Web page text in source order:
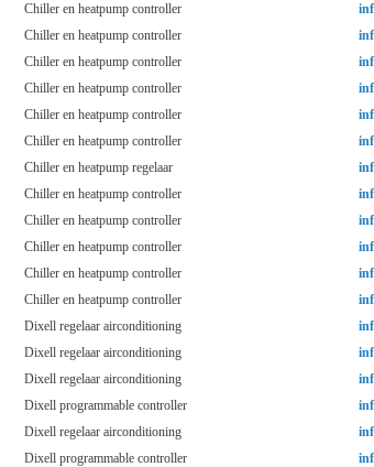
Chiller en heatpump controller
Chiller en heatpump controller
Chiller en heatpump controller
Chiller en heatpump controller
Chiller en heatpump controller
Chiller en heatpump controller
Chiller en heatpump regelaar
Chiller en heatpump controller
Chiller en heatpump controller
Chiller en heatpump controller
Chiller en heatpump controller
Chiller en heatpump controller
Dixell regelaar airconditioning
Dixell regelaar airconditioning
Dixell regelaar airconditioning
Dixell programmable controller
Dixell regelaar airconditioning
Dixell programmable controller